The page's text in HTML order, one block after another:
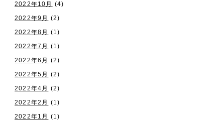
2022年10月
(4)
2022年9月
(2)
2022年8月
(1)
2022年7月
(1)
2022年6月
(2)
2022年5月
(2)
2022年4月
(2)
2022年2月
(1)
2022年1月
(1)